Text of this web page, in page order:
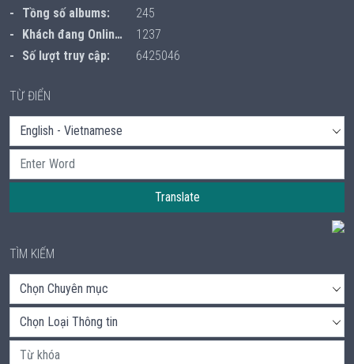
Tồng số albums:
245
Khách đang Online:
1237
Số lượt truy cập:
6425046
TỪ ĐIỂN
Translate
TÌM KIẾM